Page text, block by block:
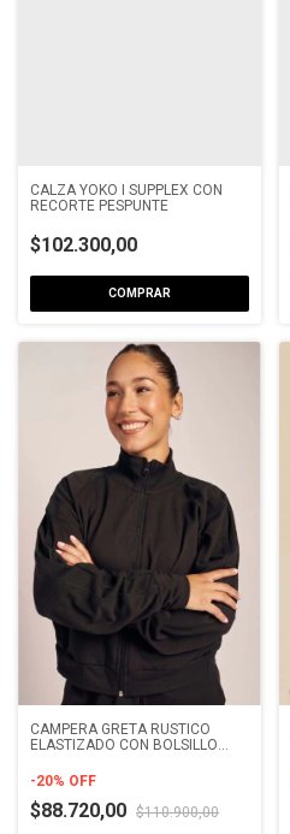
CALZA YOKO I SUPPLEX CON
RECORTE PESPUNTE
$102.300,00
COMPRAR
CAMPERA GRETA RUSTICO
ELASTIZADO CON BOLSILLO
-20% OFF
$88.720,00 $110.900,00